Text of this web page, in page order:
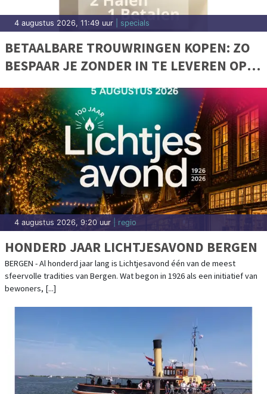
4 augustus 2026, 11:49 uur | specials
BETAALBARE TROUWRINGEN KOPEN: ZO
BESPAAR JE ZONDER IN TE LEVEREN OP
4 augustus 2026, 9:20 uur | regio
HONDERD JAAR LICHTJESAVOND BERGEN
BERGEN - Al honderd jaar lang is Lichtjesavond één van de meest
sfeervolle tradities van Bergen. Wat begon in 1926 als een initiatief van
bewoners, [...]